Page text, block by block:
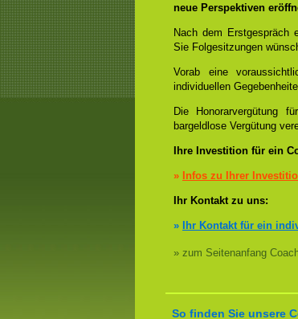
neue Perspektiven
Nach dem Erstgespräch
Sie Folgesitzungen
Vorab eine
individuellen
Die Honorarvergütung
bargeldlose Vergütung
Ihre Investition für ein
» Infos zu Ihrer
Ihr Kontakt zu uns:
» Ihr Kontakt für ein
» zum Seitenanfang
So finden Sie unsere